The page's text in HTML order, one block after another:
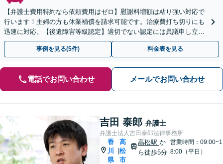
【弁護士費用特約なら依頼費用はゼロ】慰謝料増額は粘り強い対応で
行います！主婦の方も休業補償を請求可能です。治療費打ち切りにも
迅速に対応。【後遺障害等級認定】適切でない認定には異議申し立て
を！【瓦町駅徒歩2分】
事例を見る(5件) 料金表を見る
電話でお問い合わせ メールでお問い合わせ
吉田 泰郎 弁護士
弁護士法人吉田泰郎法律事務所
香
川
県
高
松
市
高松駅 か
ら徒歩5分
営業時間：09:00~1
8:00（平日）